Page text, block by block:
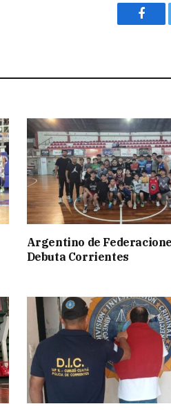
Argentino de
Debuta Corrientes